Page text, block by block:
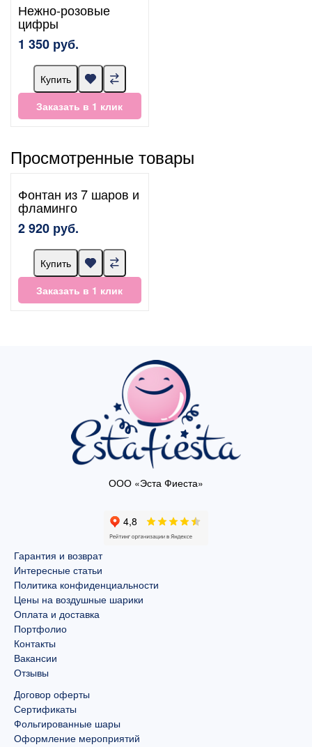
Нежно-розовые
цифры
1 350 руб.
Купить
Заказать в 1 клик
Просмотренные товары
Фонтан из 7 шаров и
фламинго
2 920 руб.
Купить
Заказать в 1 клик
ООО «Эста Фиеста»
Гарантия и возврат
Интересные статьи
Политика конфиденциальности
Цены на воздушные шарики
Оплата и доставка
Портфолио
Контакты
Вакансии
Отзывы
Договор оферты
Сертификаты
Фольгированные шары
Оформление мероприятий